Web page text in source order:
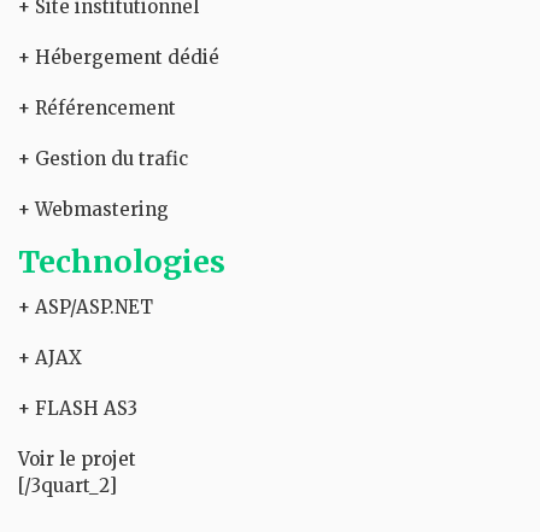
+ Site institutionnel
+ Hébergement dédié
+ Référencement
+ Gestion du trafic
+ Webmastering
Technologies
+ ASP/ASP.NET
+ AJAX
+ FLASH AS3
Voir le projet
[/3quart_2]